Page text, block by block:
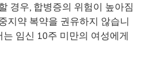
경우, 합병증의 위험이 높아짐
지약 복약을 권유하지 않습니
임신 10주 미만의 여성에게